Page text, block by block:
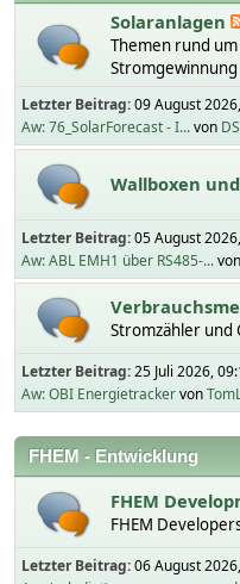
Solaranlagen
Themen rund
Stromgewinnung
Letzter Beitrag:09 August
Aw: 76_SolarForecast - I...von
Wallboxen
Letzter Beitrag:05 August
Aw: ABL EMH1 über RS485-...von
Stromzähler und
Letzter Beitrag:25 Juli 2026,
Aw: OBI Energietrackervon
FHEM - Entwicklung
FHEM
FHEM
Letzter Beitrag:06 August